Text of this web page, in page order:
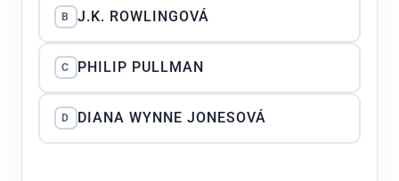
B J.K. ROWLINGOVÁ
C PHILIP PULLMAN
D DIANA WYNNE JONESOVÁ